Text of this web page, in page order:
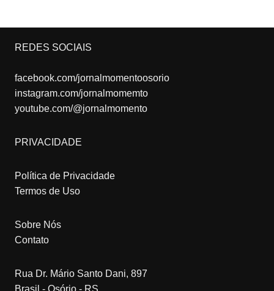
REDES SOCIAIS
facebook.com/jornalmomentoosorio
instagram.com/jornalmomemto
youtube.com/@jornalmomento
PRIVACIDADE
Política de Privacidade
Termos de Uso
Sobre Nós
Contato
Rua Dr. Mário Santo Dani, 897
Brasil - Osório - RS